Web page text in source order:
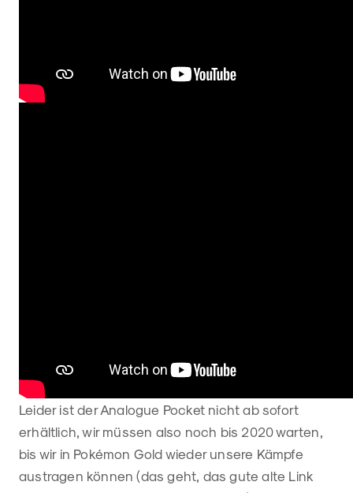
Leider ist der Analogue Pocket nicht ab sofort
erhältlich, wir müssen also noch bis 2020 warten,
bis wir in Pokémon Gold wieder unsere Kämpfe
austragen können (das geht, das gute alte Link